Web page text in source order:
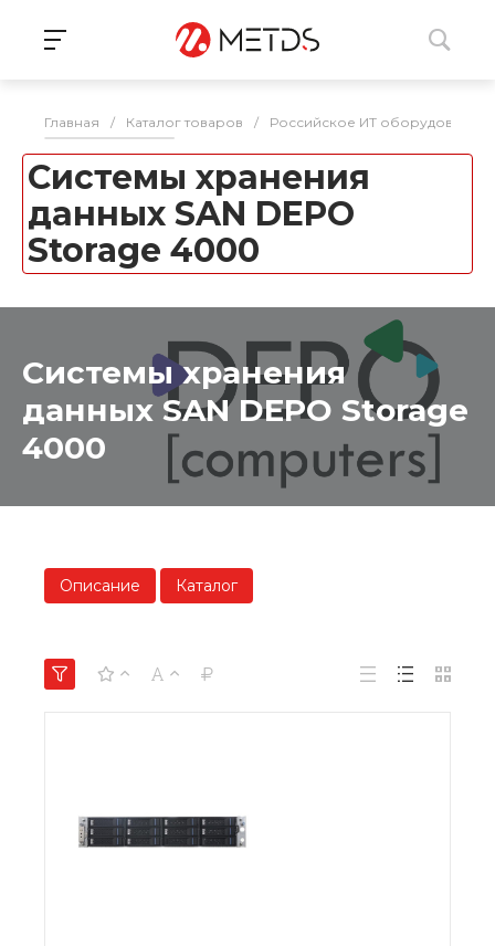
Главная / Каталог товаров / Российское ИТ оборудование
Системы хранения
данных SAN DEPO
Storage 4000
Системы хранения
данных SAN DEPO Storage
4000
Описание Каталог